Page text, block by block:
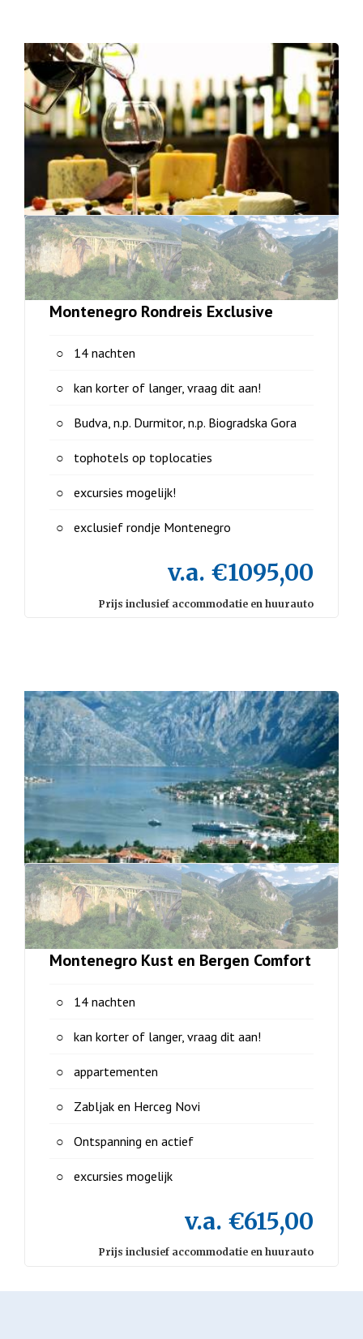
Montenegro Rondreis Exclusive
14 nachten
kan korter of langer, vraag dit aan!
Budva, n.p. Durmitor, n.p. Biogradska Gora
tophotels op toplocaties
excursies mogelijk!
exclusief rondje Montenegro
v.a. €1095,00
Prijs inclusief accommodatie en huurauto
Montenegro Kust en Bergen Comfort
14 nachten
kan korter of langer, vraag dit aan!
appartementen
Zabljak en Herceg Novi
Ontspanning en actief
excursies mogelijk
v.a. €615,00
Prijs inclusief accommodatie en huurauto